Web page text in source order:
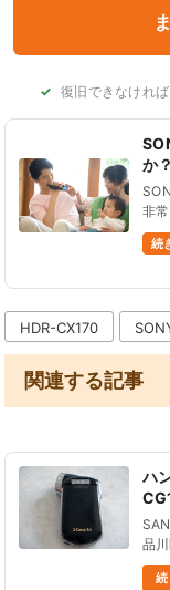
復旧できなけれ
か？
非
壊
ー続
HDR-CX170
関連する記事
ハ
品
長
ー